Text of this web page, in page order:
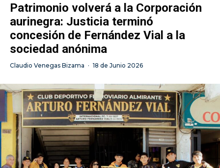
Patrimonio volverá a la Corporación
aurinegra: Justicia terminó
concesión de Fernández Vial a la
sociedad anónima
Claudio Venegas Bizama · 18 de Junio 2026